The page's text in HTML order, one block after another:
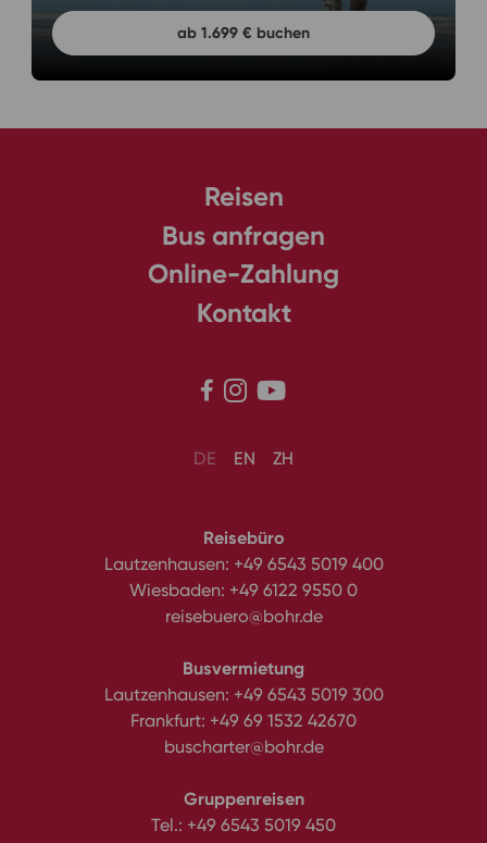
ab 1.699 € buchen
Reisen
Bus anfragen
Online-Zahlung
Kontakt
  
DE EN ZH
Reisebüro
Lautzenhausen: +49 6543 5019 400
Wiesbaden: +49 6122 9550 0
reisebuero@bohr.de
Busvermietung
Lautzenhausen: +49 6543 5019 300
Frankfurt: +49 69 1532 42670
buscharter@bohr.de
Gruppenreisen
Tel.: +49 6543 5019 450